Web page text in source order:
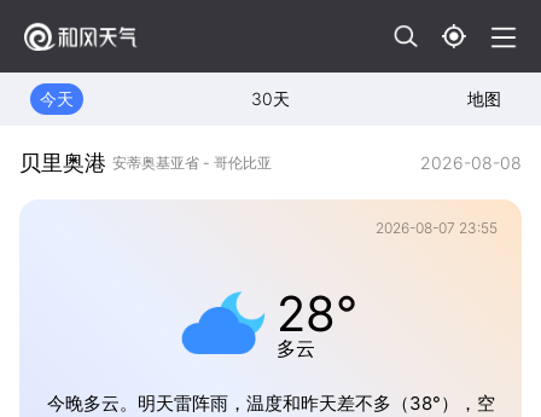
今天 30天 地图
贝里奥港 安蒂奥基亚省 - 哥伦比亚 2026-08-08
2026-08-07 23:55
28°
多云
今晚多云。明天雷阵雨，温度和昨天差不多（38°），空